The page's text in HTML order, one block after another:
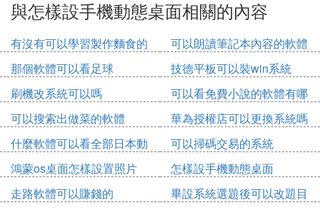
與怎樣設手機動態桌面相關的內容
有沒有可以學習製作麵食的
軟體
可以朗讀筆記本內容的軟體
那個軟體可以看足球
技德平板可以裝win系統
刷機改系統可以嗎
可以看免費小說的軟體有哪
些
可以搜索出做菜的軟體
華為授權店可以更換系統嗎
什麼軟體可以看全部日本動
漫免費
可以掃碼交易的系統
鴻蒙os桌面怎樣設置照片
怎樣設手機動態桌面
走路軟體可以賺錢的
畢設系統選題後可以改題目